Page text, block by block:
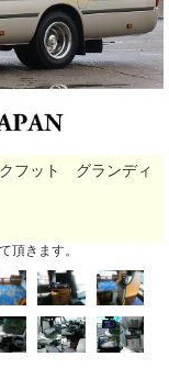
ット グランディ
頂きます。